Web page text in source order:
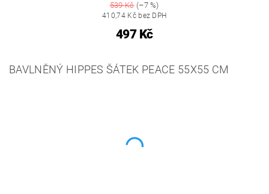
539 Kč(–7 %)
410,74 Kč bez DPH
497 Kč
BAVLNĚNÝ HIPPES ŠÁTEK PEACE 55X55 CM